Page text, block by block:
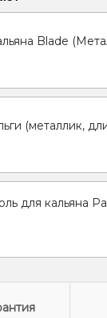
Blade
(металлик,
для кальяна